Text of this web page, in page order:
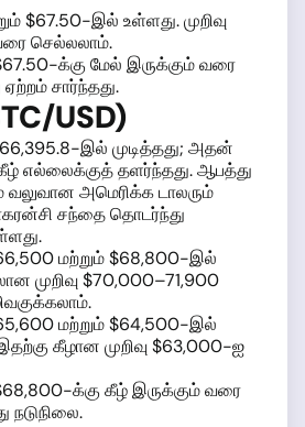
$67.50-இல் உள்ளது. முறிவு
செல்லலாம்.
க்கு மேல் இருக்கும் வரை
ஏற்றம் சார்ந்தது.
USD)
இல் முடித்தது; அதன்
எல்லைக்குத் தளர்ந்தது. ஆபத்து
வலுவான அமெரிக்க டாலரும்
சந்தை தொடர்ந்து
மற்றும் $68,800-இல்
முறிவு $70,000–71,900
மற்றும் $64,500-இல்
கீழான முறிவு $63,000-ஐ
க்கு கீழ் இருக்கும் வரை
நடுநிலை.